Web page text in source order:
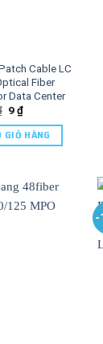
Cable LC
Fiber
Data Center
9₫
GIỎ HÀNG
-